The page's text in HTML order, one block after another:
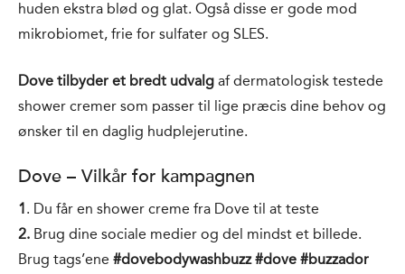
huden ekstra blød og glat. Også disse er gode mod
mikrobiomet, frie for sulfater og SLES.
Dove tilbyder et bredt udvalg af dermatologisk testede
shower cremer som passer til lige præcis dine behov og
ønsker til en daglig hudplejerutine.
Dove – Vilkår for kampagnen
1. Du får en shower creme fra Dove til at teste
2. Brug dine sociale medier og del mindst et billede.
Brug tags’ene #dovebodywashbuzz #dove #buzzador